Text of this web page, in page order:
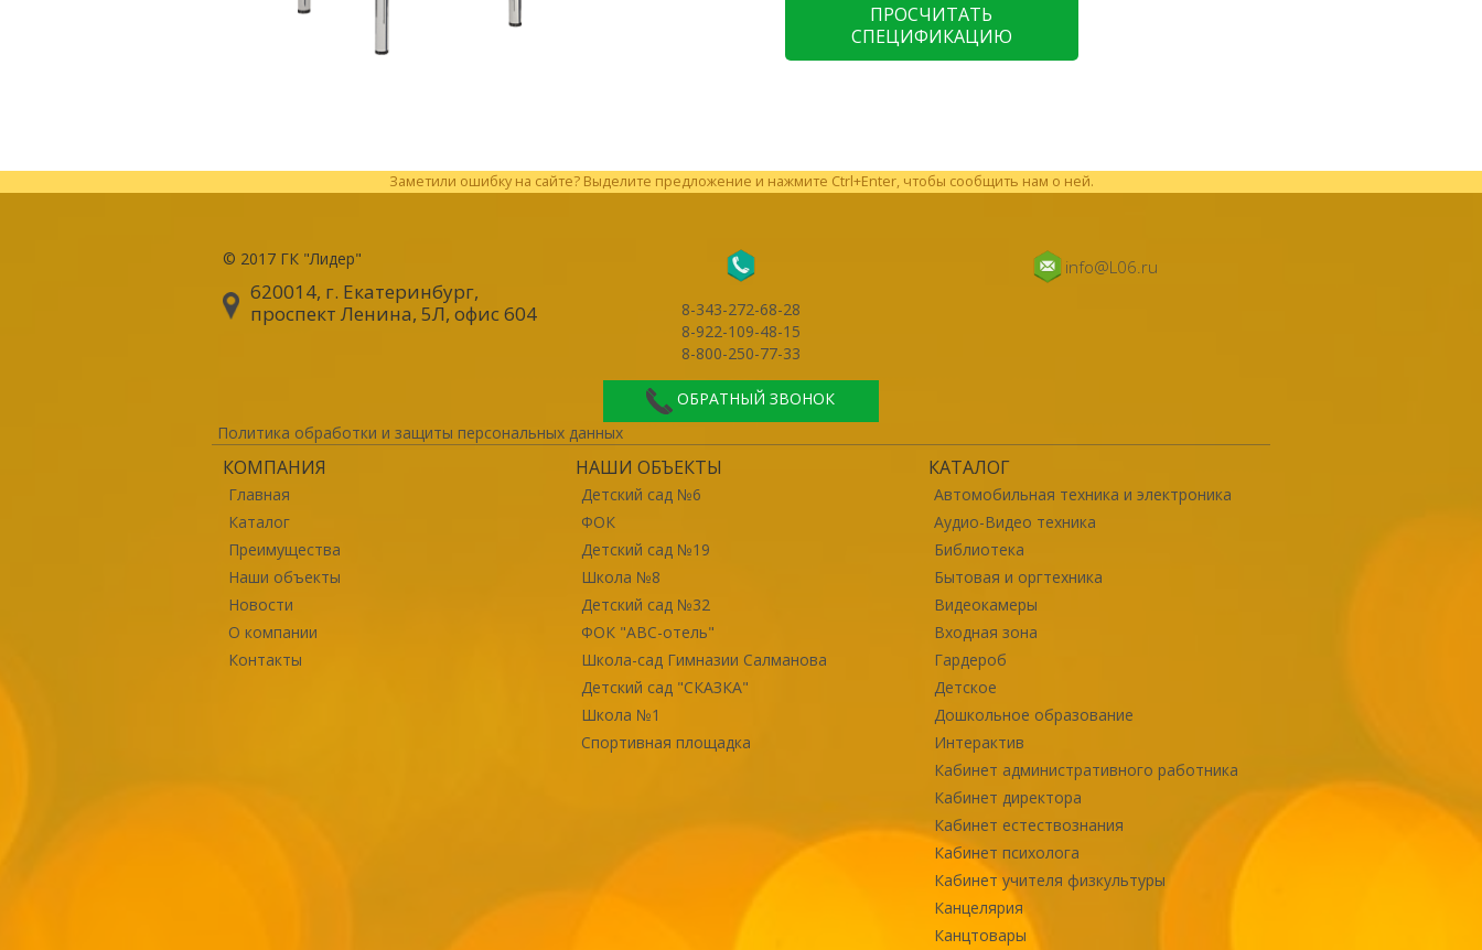
ПРОСЧИТАТЬ
СПЕЦИФИКАЦИЮ
Заметили ошибку на сайте? Выделите предложение и нажмите Ctrl+Enter, чтобы сообщить нам о ней.
© 2017 ГК "Лидер"
620014, г. Екатеринбург,
проспект Ленина, 5Л, офис 604
8-343-272-68-28
8-922-109-48-15
8-800-250-77-33
ОБРАТНЫЙ ЗВОНОК
info@L06.ru
Политика обработки и защиты персональных данных
КОМПАНИЯ
Главная
Каталог
Преимущества
Наши объекты
Новости
О компании
Контакты
НАШИ ОБЪЕКТЫ
Детский сад №6
ФОК
Детский сад №19
Школа №8
Детский сад №32
ФОК "ABC-отель"
Школа-сад Гимназии Салманова
Детский сад "СКАЗКА"
Школа №1
Спортивная площадка
КАТАЛОГ
Автомобильная техника и электроника
Аудио-Видео техника
Библиотека
Бытовая и оргтехника
Видеокамеры
Входная зона
Гардероб
Детское
Дошкольное образование
Интерактив
Кабинет административного работника
Кабинет директора
Кабинет естествознания
Кабинет психолога
Кабинет учителя физкультуры
Канцелярия
Канцтовары